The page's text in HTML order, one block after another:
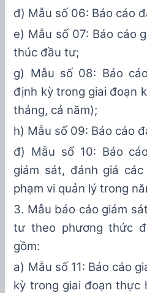
đ) Mẫu số 06: Báo cáo
e) Mẫu số 07: Báo cáo
thúc đầu tư;
g) Mẫu số 08: Báo
định kỳ trong giai đoạn
tháng, cả năm);
h) Mẫu số 09: Báo cáo
đ) Mẫu số 10: Báo
giám sát, đánh giá các
phạm vi quản lý trong
3. Mẫu báo cáo giám
tư theo phương thức
gồm:
a) Mẫu số 11: Báo cáo
kỳ trong giai đoạn thực